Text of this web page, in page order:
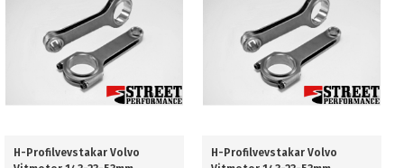
H-Profilvevstakar Volvo
H-Profilvevstakar Volvo